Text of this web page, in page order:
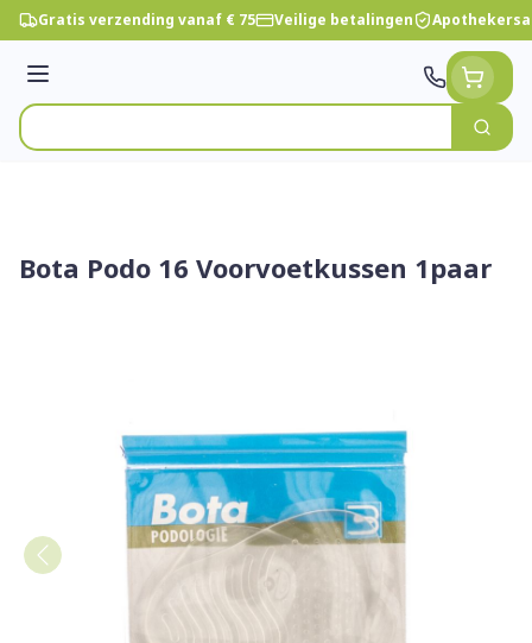
Ga naar de inhoud
Gratis verzending vanaf € 75 Veilige betalingen
Menu
Product, merk, categorie...
Zoek
Bota Podo 16 Voorvoetkussen 1paar